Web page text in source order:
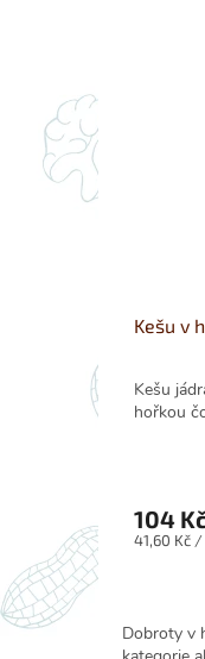
Kešu v
Kešu
hořkou
104
Měrná
41,60 Kč /
Dobroty v